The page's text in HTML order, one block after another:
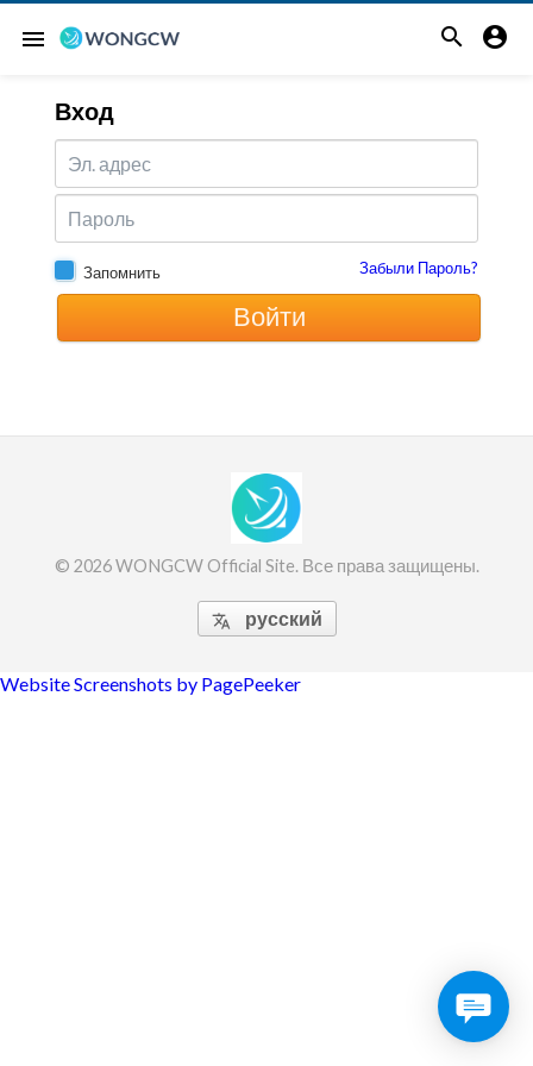
menu  
Вход
Запомнить Забыли Пароль?
Войти
© 2026 WONGCW Official Site. Все права защищены.
 русский
Website Screenshots by PagePeeker